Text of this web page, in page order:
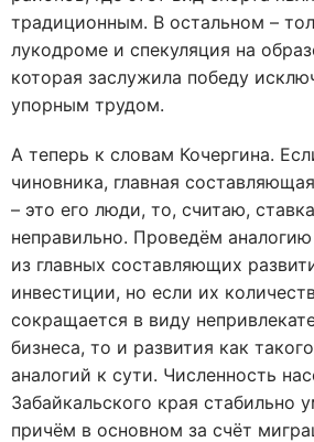
традиционным. В остальном –
лукодроме и спекуляция на
которая заслужила победу
упорным трудом.
А теперь к словам Кочергина.
чиновника, главная
– это его люди, то, считаю,
неправильно. Проведём
из главных составляющих
инвестиции, но если их
сокращается в виду
бизнеса, то и развития как
аналогий к сути. Численность
Забайкальского края стабильно
причём в основном за счёт